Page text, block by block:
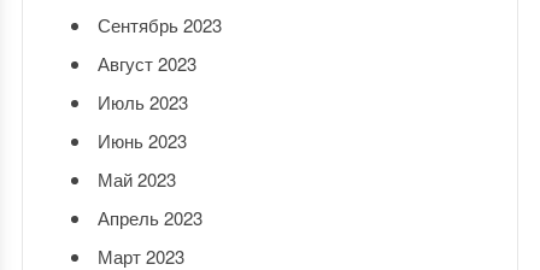
Сентябрь 2023
Август 2023
Июль 2023
Июнь 2023
Май 2023
Апрель 2023
Март 2023